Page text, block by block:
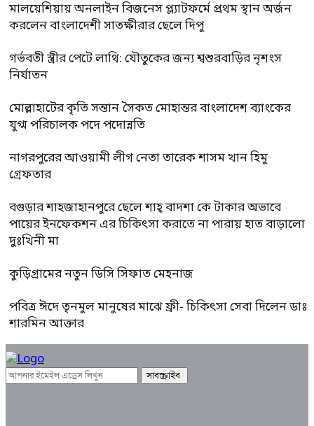
মালয়েশিয়ায় অনলাইন বিজনেস প্ল্যাটফর্মে প্রথম স্থান অর্জন
করলেন বাংলাদেশী সাতক্ষীরার ছেলে দিপু
গর্ভবতী স্ত্রীর পেটে লাথি: যৌতুকের জন্য শ্বশুরবাড়ির নৃশংস
নির্যাতন
মোল্লাহাটের কৃতি সন্তান সৈকত মোহান্তর বাংলাদেশ ব্যাংকের
যুগ্ম পরিচালক পদে পদোন্নতি
নাগরপুরের আওয়ামী লীগ নেতা তারেক শাসম খান হিমু
গ্রেফতার
বগুড়ার শাহজাহানপুরে ছেলে শাহ্ বাদশা কে টাকার অভাবে
পায়ের ইনফেকশন এর চিকিৎসা করাতে না পারায় হাত বাড়ালো
দুঃখিনী মা
কুড়িগ্রামের নতুন ডিসি সিফাত মেহনাজ
পবিত্র ঈদে তৃনমুল মানুষের মাঝে ফ্রী- চিকিৎসা সেবা দিলেন ডাঃ
শারমিন আক্তার